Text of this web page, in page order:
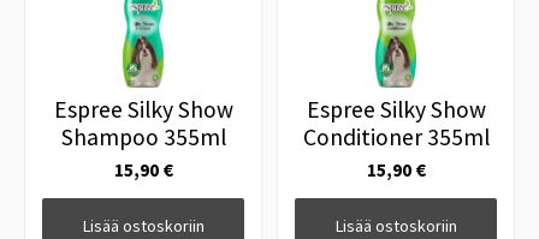
Espree Silky Show
Shampoo 355ml
15,90 €
Lisää ostoskoriin
Espree Silky Show
Conditioner 355ml
15,90 €
Lisää ostoskoriin